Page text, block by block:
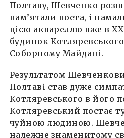
Полтаву, Шевченко
пам’ятали поета, і
цією аквареллю вже в ХХ
будинок
Соборному Майдані.
Результатом
Полтаві став дуже
Котляревського в його
Котляревський постає
чуйною людиною.
належне знаменитому